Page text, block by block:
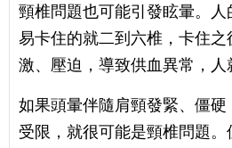
頸椎問題也可能引發眩暈。
易卡住的就二到六椎，卡住之
激、壓迫，導致供血異常，人
如果頭暈伴隨肩頸發緊、僵
受限，就很可能是頸椎問題